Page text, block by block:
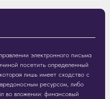
электронного письма
посетить определенный
лишь имеет сходство с
ресурсом, либо
во вложении: финансовый